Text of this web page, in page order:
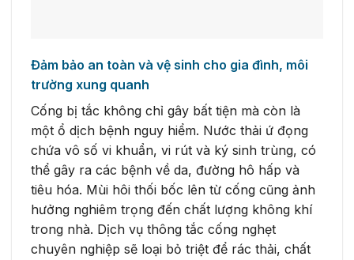
Đảm bảo an toàn và vệ sinh cho gia đình, môi
trường xung quanh
Cống bị tắc không chỉ gây bất tiện mà còn là
một ổ dịch bệnh nguy hiểm. Nước thải ứ đọng
chứa vô số vi khuẩn, vi rút và ký sinh trùng, có
thể gây ra các bệnh về da, đường hô hấp và
tiêu hóa. Mùi hôi thối bốc lên từ cống cũng ảnh
hưởng nghiêm trọng đến chất lượng không khí
trong nhà. Dịch vụ thông tắc cống nghẹt
chuyên nghiệp sẽ loại bỏ triệt để rác thải, chất